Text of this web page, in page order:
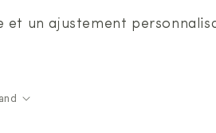
un ajustement